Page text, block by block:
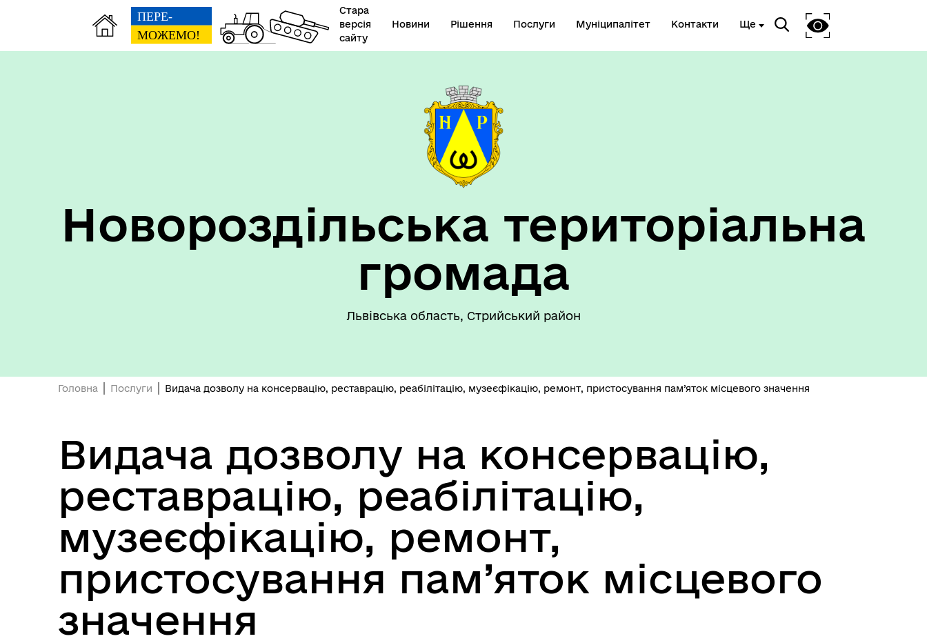
Стара
версія
сайту
Новини Рішення Послуги Муніципалітет Контакти Ще
Оплата праці
Контакти та розпорядок
ОБ’ЄКТИ КУЛЬТУРНОЇ
СПАДЩИНИ
НОВОРОЗДІЛЬСЬКОЇ
ТЕРИТОРІАЛЬНОЇ ГРОМАДИ
Діяльність
"Воєнний ( Надзвичайний)
Новороздільська територіальна
громада
Львівська область, Стрийський район
Головна Послуги Видача дозволу на консервацію, реставрацію, реабілітацію, музеєфікацію, ремонт, пристосування пам’яток місцевого значення
Видача дозволу на консервацію,
реставрацію, реабілітацію,
музеєфікацію, ремонт,
пристосування пам’яток місцевого
значення